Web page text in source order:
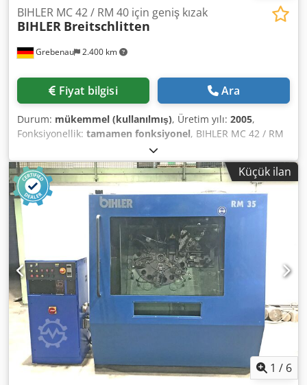
Grebenau 2.400 km
BIHLER MC 42 / RM 40 için geniş kızak
BIHLER Breitschlitten
Fiyat bilgisi Ara
Durum: mükemmel (kullanılmış), Üretim yılı: 2005,
Fonksiyonellik: tamamen fonksiyonel, BIHLER MC 42 / RM
40 için orijinal BIHLER geniş kızak üniteleri 2 adet Bihler
no. 174-04-0044.0 merkezi yağlama sistemi ile komple 1
adet Bihler no. 142-04-0347.0 merkezi yağlama sistemi ile
komple 2 adet Bihler-No. 142-04-0229.0 merkezi yağlama
sistemi ile komple Dedpfjticggox Agnjck
Küçük ilan
1 / 6